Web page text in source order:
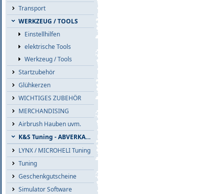
Transport
WERKZEUG / TOOLS
Einstellhilfen
elektrische Tools
Werkzeug / Tools
Startzubehör
Glühkerzen
WICHTIGES ZUBEHÖR
MERCHANDISING
Airbrush Hauben uvm.
K&S Tuning - ABVERKAUF
LYNX / MICROHELI Tuning
Tuning
Geschenkgutscheine
Simulator Software